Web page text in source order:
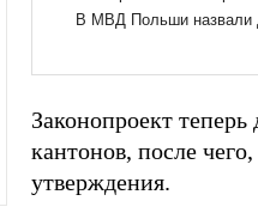
Законопроект
кантонов, после
утверждения.